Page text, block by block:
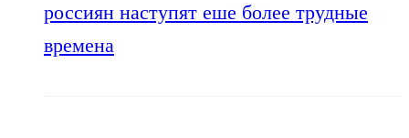
россиян наступят еше более трудные
времена